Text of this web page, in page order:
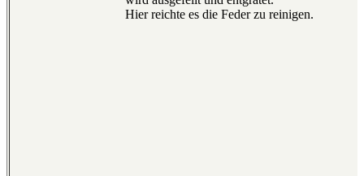
Hier reichte es die Feder zu reinigen.